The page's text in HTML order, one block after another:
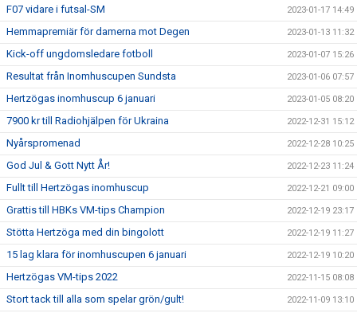
F07 vidare i futsal-SM 2023-01-17 14:49
Hemmapremiär för damerna mot Degen 2023-01-13 11:32
Kick-off ungdomsledare fotboll 2023-01-07 15:26
Resultat från Inomhuscupen Sundsta 2023-01-06 07:57
Hertzögas inomhuscup 6 januari 2023-01-05 08:20
7900 kr till Radiohjälpen för Ukraina 2022-12-31 15:12
Nyårspromenad 2022-12-28 10:25
God Jul & Gott Nytt År! 2022-12-23 11:24
Fullt till Hertzögas inomhuscup 2022-12-21 09:00
Grattis till HBKs VM-tips Champion 2022-12-19 23:17
Stötta Hertzöga med din bingolott 2022-12-19 11:27
15 lag klara för inomhuscupen 6 januari 2022-12-19 10:20
Hertzögas VM-tips 2022 2022-11-15 08:08
Stort tack till alla som spelar grön/gult! 2022-11-09 13:10